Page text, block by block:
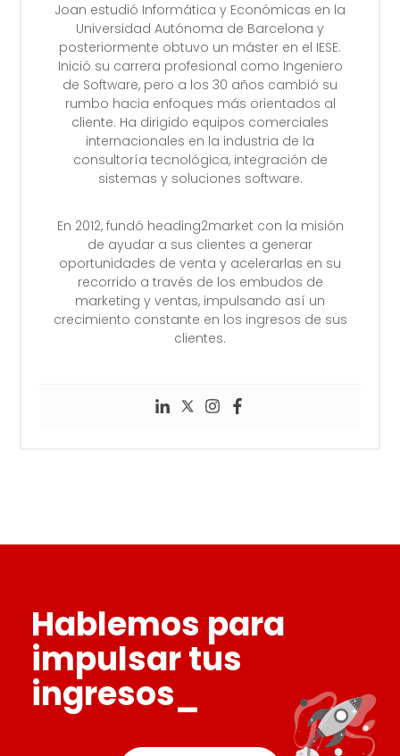
Joan estudió Informática y Económicas en la
Universidad Autónoma de Barcelona y
posteriormente obtuvo un máster en el IESE.
Inició su carrera profesional como Ingeniero
de Software, pero a los 30 años cambió su
rumbo hacia enfoques más orientados al
cliente. Ha dirigido equipos comerciales
internacionales en la industria de la
consultoría tecnológica, integración de
sistemas y soluciones software.
En 2012, fundó heading2market con la misión
de ayudar a sus clientes a generar
oportunidades de venta y acelerarlas en su
recorrido a través de los embudos de
marketing y ventas, impulsando así un
crecimiento constante en los ingresos de sus
clientes.
Hablemos para
impulsar tus
ingresos_